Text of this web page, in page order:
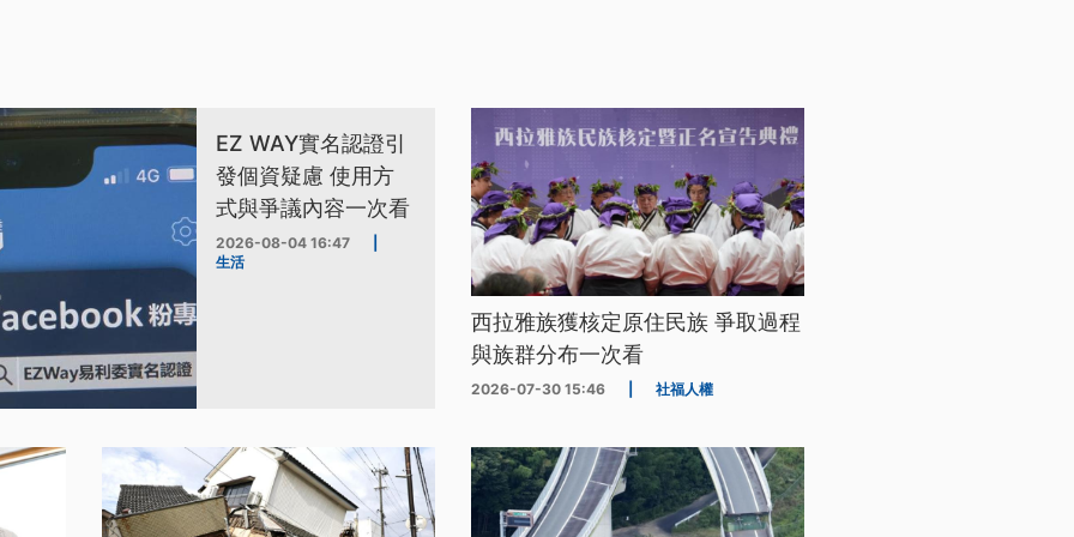
EZ WAY實名認證引
發個資疑慮 使用方
式與爭議內容一次看
2026-08-04 16:47
生活
西拉雅族獲核定原住民族 爭取過程
與族群分布一次看
2026-07-30 15:46 社福人權